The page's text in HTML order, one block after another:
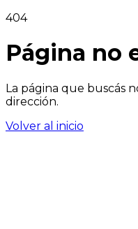
404
Página no
La página que buscás
dirección.
Volver al inicio